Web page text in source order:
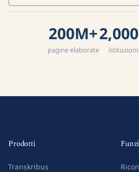
200M+
pagine elaborate istituzioni
Prodotti
Transkribus